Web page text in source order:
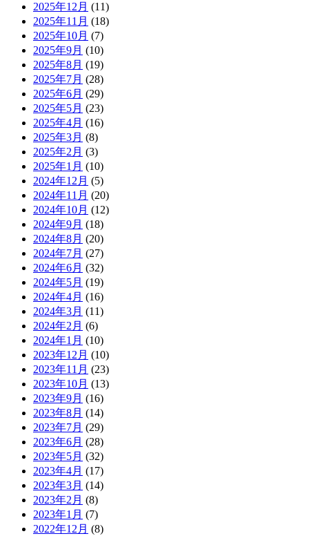
2025年12月 (11)
2025年11月 (18)
2025年10月 (7)
2025年9月 (10)
2025年8月 (19)
2025年7月 (28)
2025年6月 (29)
2025年5月 (23)
2025年4月 (16)
2025年3月 (8)
2025年2月 (3)
2025年1月 (10)
2024年12月 (5)
2024年11月 (20)
2024年10月 (12)
2024年9月 (18)
2024年8月 (20)
2024年7月 (27)
2024年6月 (32)
2024年5月 (19)
2024年4月 (16)
2024年3月 (11)
2024年2月 (6)
2024年1月 (10)
2023年12月 (10)
2023年11月 (23)
2023年10月 (13)
2023年9月 (16)
2023年8月 (14)
2023年7月 (29)
2023年6月 (28)
2023年5月 (32)
2023年4月 (17)
2023年3月 (14)
2023年2月 (8)
2023年1月 (7)
2022年12月 (8)